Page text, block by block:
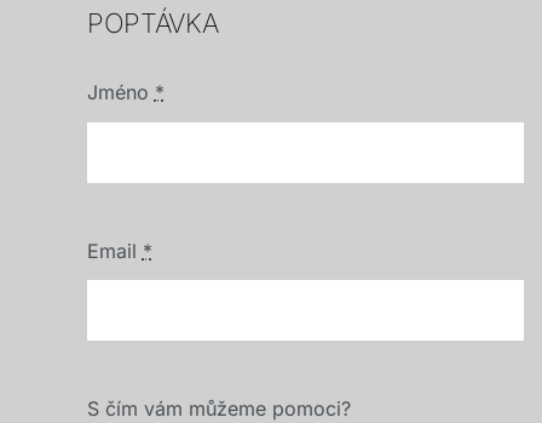
POPTÁVKA
Jméno *
Email *
S čím vám můžeme pomoci?